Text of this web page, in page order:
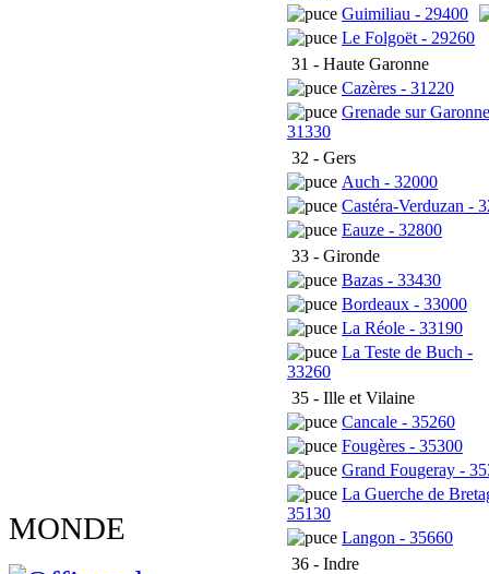
MONDE
Guimiliau - 29400
Le Folgoët - 29260
31 - Haute Garonne
Cazères - 31220
Grenade sur
31330
32 - Gers
Auch - 32000
Castéra-Verduzan -
Eauze - 32800
33 - Gironde
Bazas - 33430
Bordeaux - 33000
La Réole - 33190
La Teste de Buch -
33260
35 - Ille et Vilaine
Cancale - 35260
Fougères - 35300
Grand Fougeray -
La Guerche de
35130
Langon - 35660
36 - Indre